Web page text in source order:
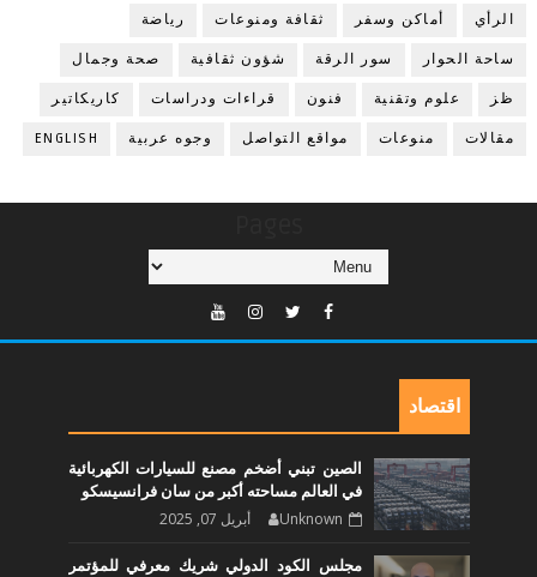
الرأي أماكن وسفر ثقافة ومنوعات رياضة
ساحة الحوار سور الرقة شؤون ثقافية صحة وجمال
ظز علوم وتقنية فنون قراءات ودراسات كاريكاتير
مقالات منوعات مواقع التواصل وجوه عربية ENGLISH
اقتصاد
الصين تبني أضخم مصنع للسيارات الكهربائية
في العالم مساحته أكبر من سان فرانسيسكو
Unknown أبريل 07, 2025
مجلس الكود الدولي شريك معرفي للمؤتمر